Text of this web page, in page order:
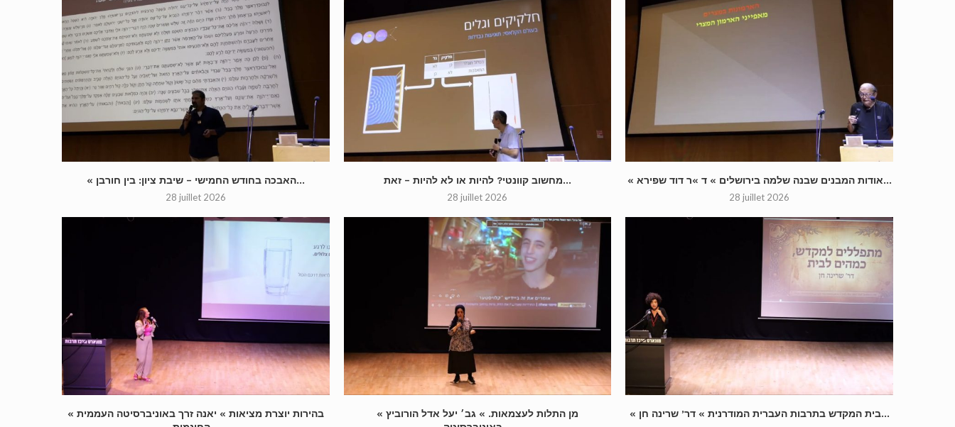
« האבכה בחודש החמישי – שיבת ציון: בין חורבן...
28 juillet 2026
מחשוב קוונטי? להיות או לא להיות – זאת...
28 juillet 2026
« אודות המבנים שבנה שלמה בירושלים » ד »ר דוד שפירא...
28 juillet 2026
« בהירות יוצרת מציאות » יאנה זרך באוניברסיטה העממית
« מן התלות לעצמאות. » גב׳ יעל אדל הורוביץ
« בית המקדש בתרבות העברית המודרנית » דר’ שרינה חן...